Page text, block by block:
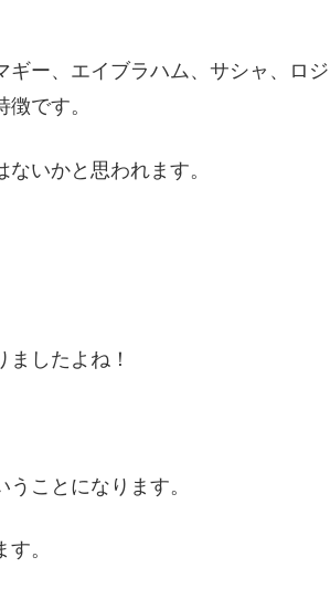
ギー、エイブラハム、サシャ、ロジ
です。
いかと思われます。
したよね！
ことになります。
。